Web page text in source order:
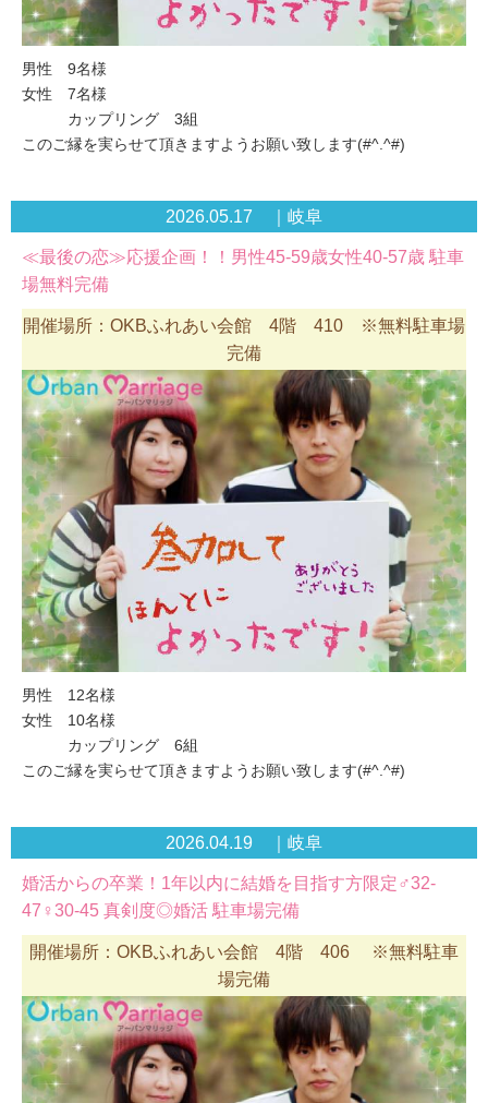
男性 9名様
女性 7名様
カップリング 3組
このご縁を実らせて頂きますようお願い致します(#^.^#)
2026.05.17 ｜岐阜
≪最後の恋≫応援企画！！男性45-59歳女性40-57歳 駐車
場無料完備
開催場所：OKBふれあい会館 4階 410 ※無料駐車場
完備
男性 12名様
女性 10名様
カップリング 6組
このご縁を実らせて頂きますようお願い致します(#^.^#)
2026.04.19 ｜岐阜
婚活からの卒業！1年以内に結婚を目指す方限定♂32-
47♀30-45 真剣度◎婚活 駐車場完備
開催場所：OKBふれあい会館 4階 406 ※無料駐車
場完備